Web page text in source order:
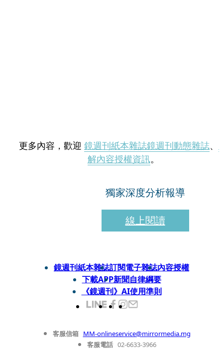
更多內容，歡迎 鏡週刊紙本雜誌鏡週刊動態雜誌、
解內容授權資訊。
獨家深度分析報導
線上閱讀
鏡週刊紙本雜誌訂閱電子雜誌內容授權
下載APP新聞自律綱要
《鏡週刊》AI使用準則
客服信箱 MM-onlineservice@mirrormedia.mg
客服電話 02-6633-3966